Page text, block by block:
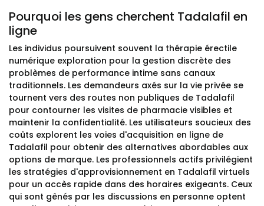
Pourquoi les gens cherchent Tadalafil en
ligne
Les individus poursuivent souvent la thérapie érectile
numérique exploration pour la gestion discrète des
problèmes de performance intime sans canaux
traditionnels. Les demandeurs axés sur la vie privée se
tournent vers des routes non publiques de Tadalafil
pour contourner les visites de pharmacie visibles et
maintenir la confidentialité. Les utilisateurs soucieux des
coûts explorent les voies d'acquisition en ligne de
Tadalafil pour obtenir des alternatives abordables aux
options de marque. Les professionnels actifs privilégient
les stratégies d'approvisionnement en Tadalafil virtuels
pour un accès rapide dans des horaires exigeants. Ceux
qui sont gênés par les discussions en personne optent